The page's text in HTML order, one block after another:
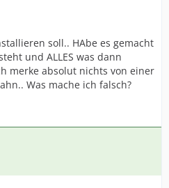
soll.. HAbe es gemacht
und ALLES was dann
merke absolut nichts von einer
Was mache ich falsch?